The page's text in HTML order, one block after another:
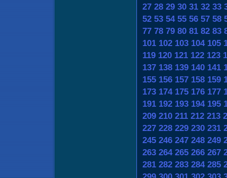
27 28 29 30 31 32 33
52 53 54 55 56 57 58
77 78 79 80 81 82 83
101 102 103 104 105
119 120 121 122 123
137 138 139 140 141
155 156 157 158 159
173 174 175 176 177
191 192 193 194 195
209 210 211 212 213
227 228 229 230 231
245 246 247 248 249
263 264 265 266 267
281 282 283 284 285